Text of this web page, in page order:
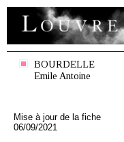
BOURDELLE
Emile Antoine
Mise à jour de la fiche
06/09/2021